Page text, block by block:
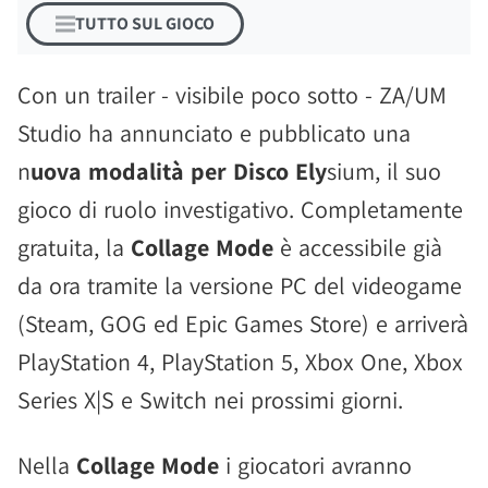
TUTTO SUL GIOCO
Con un trailer - visibile poco sotto - ZA/UM
Studio ha annunciato e pubblicato una
nuova modalità per Disco Elysium, il suo
gioco di ruolo investigativo. Completamente
gratuita, la Collage Mode è accessibile già
da ora tramite la versione PC del videogame
(Steam, GOG ed Epic Games Store) e arriverà
PlayStation 4, PlayStation 5, Xbox One, Xbox
Series X|S e Switch nei prossimi giorni.
Nella Collage Mode i giocatori avranno